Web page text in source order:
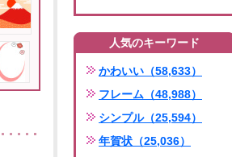
人気のキーワード
かわいい（58,633）
フレーム（48,988）
シンプル（25,594）
年賀状（25,036）